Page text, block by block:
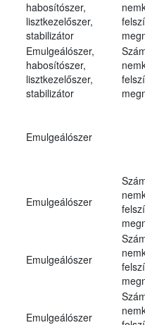
habosítószer,
lisztkezelőszer,
stabilizátor
Emulgeálószer,
habosítószer,
lisztkezelőszer,
stabilizátor
Emulgeálószer
Emulgeálószer
Emulgeálószer
Emulgeálószer